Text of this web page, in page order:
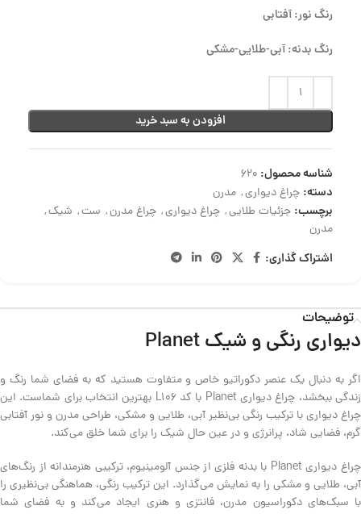
رنگ نور: آفتابی
رنگ بدنه: آبی-طلایی-مشکی
افزودن به سبد خرید
شناسه محصول: 620
دسته: چراغ دیواری, مدرن
برچسب: جزئیات طلایی, چراغ دیواری, چراغ مدرن, ست, شیک,
مدرن
اشتراک گذاری:
توضیحات
دیواری رنگی و شیک Planet
اگر به دنبال یک عنصر دکوراتیو خاص و متفاوت هستید که به فضای شما رنگ و
زندگی ببخشد، چراغ دیواری Planet با کد L106 بهترین انتخاب برای شماست. این
چراغ دیواری با ترکیب رنگی بی‌نظیر آبی، طلایی و مشکی، طراحی مدرن و نور آفتابی
گرم، فضایی شاد، پرانرژی و در عین حال شیک را برای شما خلق می‌کند.
چراغ دیواری Planet با بدنه فلزی از جنس آلومینیوم، ترکیبی هنرمندانه از رنگ‌های
آبی، طلایی و مشکی را به نمایش می‌گذارد. این ترکیب رنگی، هماهنگی بی‌نظیری را
با سبک‌های دکوراسیون مدرن، فانتزی و هنری ایجاد می‌کند و به فضای شما